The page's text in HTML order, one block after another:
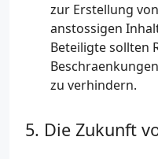
zur Erstellung
anstossigen
Beteiligte sollten
zu verhindern.
Die Zukunft